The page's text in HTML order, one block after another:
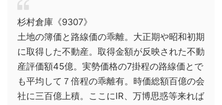
杉村倉庫《9307》
土地の簿価と路線価の乖離。大正期や昭和初期
に取得した不動産。取得金額が反映された不動
産評価額45億。実勢価格の7掛程の路線価とで
も平均して７倍程の乖離有。時価総額百億の会
社に三百億上積。ここにIR、万博思惑等来れば